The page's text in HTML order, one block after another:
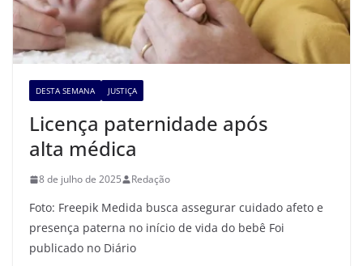
DESTA SEMANA JUSTIÇA
Licença paternidade após
alta médica
8 de julho de 2025 Redação
Foto: Freepik Medida busca assegurar cuidado afeto e
presença paterna no início de vida do bebê Foi
publicado no Diário